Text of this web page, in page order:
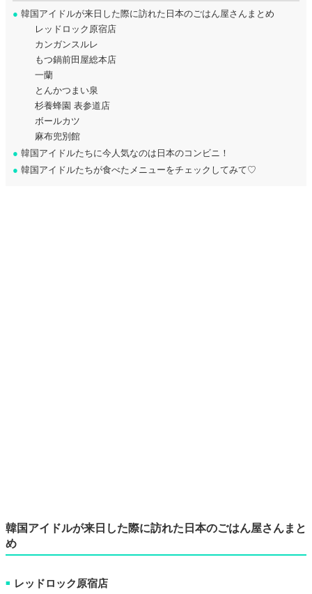
● 韓国アイドルが来日した際に訪れた日本のごはん屋さんまとめ
レッドロック原宿店
カンガンスルレ
もつ鍋前田屋総本店
一蘭
とんかつまい泉
杉養蜂園 表参道店
ボールカツ
麻布兜別館
● 韓国アイドルたちに今人気なのは日本のコンビニ！
● 韓国アイドルたちが食べたメニューをチェックしてみて♡
韓国アイドルが来日した際に訪れた日本のごはん屋さんまと
め
■ レッドロック原宿店